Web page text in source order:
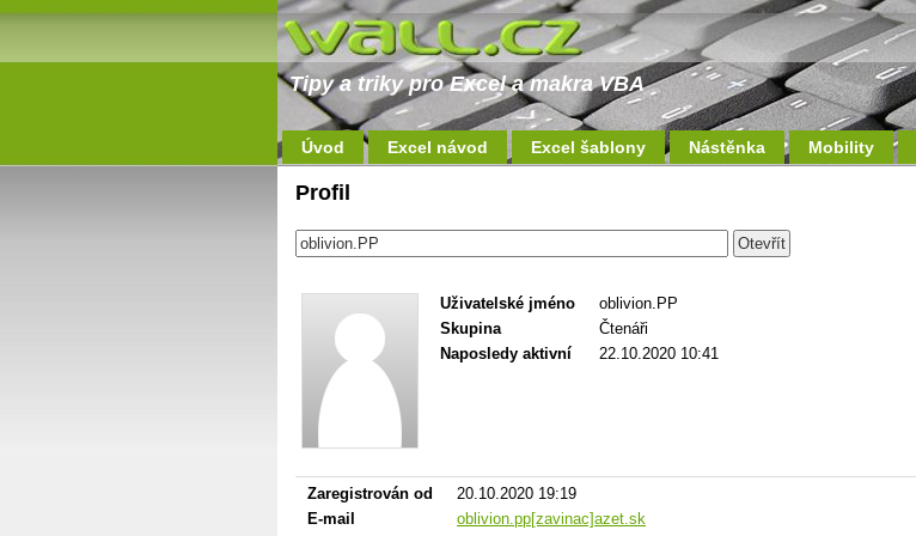
Tipy a triky pro Excel a makra VBA
Úvod Excel návod Excel šablony Nástěnka Mobility
Profil
Uživatelské jméno
oblivion.PP
Skupina
Čtenáři
Naposledy aktivní
22.10.2020 10:41
Zaregistrován od
20.10.2020 19:19
E-mail
oblivion.pp[zavinac]azet.sk